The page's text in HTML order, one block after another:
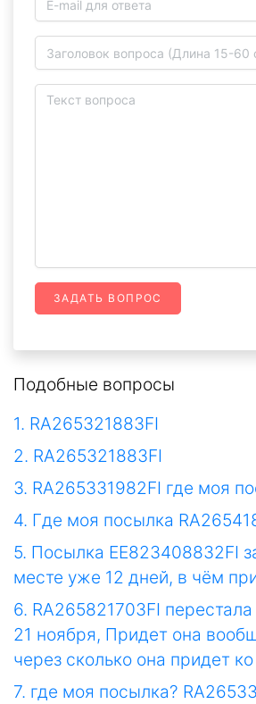
ЗАДАТЬ ВОПРОС
Подобные вопросы
1. RA265321883FI
2. RA265321883FI
3. RA265331982FI где моя
4. Где моя посылка
5. Посылка EE823408832FI
месте уже 12 дней, в чём
6. RA265821703FI
21 ноября, Придет она
через сколько она придет
7. где моя посылка?